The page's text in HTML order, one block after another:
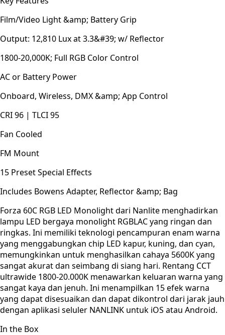
Film/Video Light &amp; Battery Grip
Output: 12,810 Lux at 3.3&#39; w/ Reflector
1800-20,000K; Full RGB Color Control
AC or Battery Power
Onboard, Wireless, DMX &amp; App Control
CRI 96 | TLCI 95
Fan Cooled
FM Mount
15 Preset Special Effects
Includes Bowens Adapter, Reflector &amp; Bag
Forza 60C RGB LED Monolight dari Nanlite menghadirkan
lampu LED bergaya monolight RGBLAC yang ringan dan
ringkas. Ini memiliki teknologi pencampuran enam warna
yang menggabungkan chip LED kapur, kuning, dan cyan,
memungkinkan untuk menghasilkan cahaya 5600K yang
sangat akurat dan seimbang di siang hari. Rentang CCT
ultrawide 1800-20.000K menawarkan keluaran warna yang
sangat kaya dan jenuh. Ini menampilkan 15 efek warna
yang dapat disesuaikan dan dapat dikontrol dari jarak jauh
dengan aplikasi seluler NANLINK untuk iOS atau Android.
In the Box